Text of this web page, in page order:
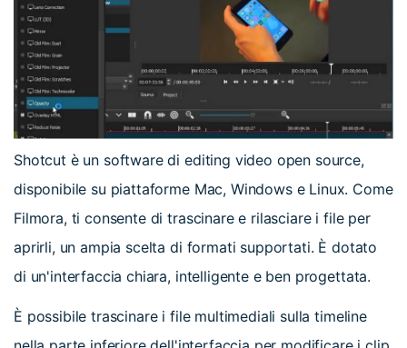
Shotcut è un software di editing video open source,
disponibile su piattaforme Mac, Windows e Linux. Come
Filmora, ti consente di trascinare e rilasciare i file per
aprirli, un ampia scelta di formati supportati. È dotato
di un'interfaccia chiara, intelligente e ben progettata.
È possibile trascinare i file multimediali sulla timeline